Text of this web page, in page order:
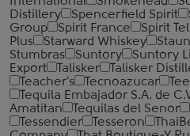
Distillery
Spencerfield Spirit
Group
Spirit France Spirit
Plus
Starward Whiskey
Stumbras
Suntory Suntory
Export
Talisker Talisker
Teacher's
Tecnoazucar
Tequila Embajador S.A. de
Amatitan
Tequilas del Senor
Tessendier
Tesseron